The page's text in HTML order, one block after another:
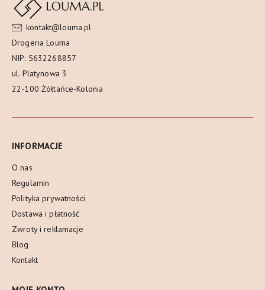
kontakt@louma.pl
Drogeria Louma
NIP: 5632268857
ul. Platynowa 3
22-100 Żółtańce-Kolonia
INFORMACJE
O nas
Regulamin
Polityka prywatności
Dostawa i płatność
Zwroty i reklamacje
Blog
Kontakt